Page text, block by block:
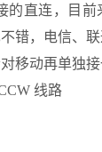
的直连，目
错，电信、
移动再单独
线路